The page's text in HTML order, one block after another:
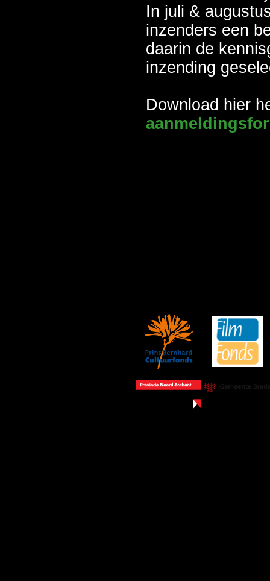
In juli &
inzenders een
daarin de
inzending
Download hier